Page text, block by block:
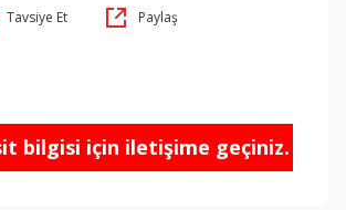
Tavsiye Et Paylaş
bilgisi için iletişime geçiniz.